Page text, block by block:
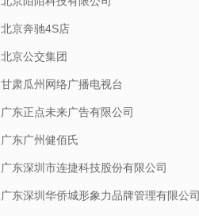
北京奔驰4S店
北京公交集团
甘肃瓜州网络广播电视台
广东正点未来广告有限公司
广东广州健佰氏
广东深圳市连捷科技股份有限公司
广东深圳华侨城形象力品牌管理有限公司